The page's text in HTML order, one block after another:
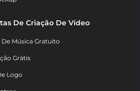
De Criação De Vídeo
Música Gratuito
Grátis
Logo